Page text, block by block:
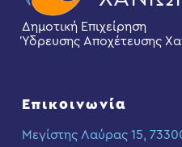
Δημοτική Επιχείρηση
Ύδρευσης Αποχέτευσης
Επικοινωνία
Μεγίστης Λαύρας 15,